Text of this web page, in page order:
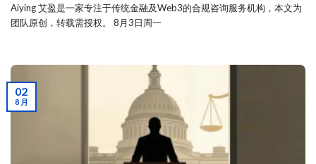
Aiying 艾盈是一家专注于传统金融及Web3的合规咨询服务机构，本文为
团队原创，转载需授权。 8月3日周一
02
8 月